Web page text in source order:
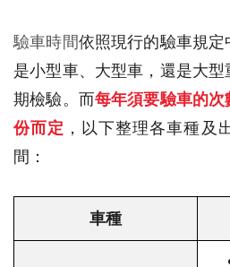
驗車時間依照現行的驗車規定
是小型車、大型車，還是大
期檢驗。而每年須要驗車的
份而定 ，以下整理各車種及
間：
車種